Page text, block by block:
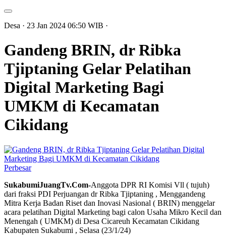
Desa · 23 Jan 2024 06:50 WIB ·
Gandeng BRIN, dr Ribka
Tjiptaning Gelar Pelatihan
Digital Marketing Bagi
UMKM di Kecamatan
Cikidang
Perbesar
SukabumiJuangTv.Com-Anggota DPR RI Komisi Vll ( tujuh)
dari fraksi PDI Perjuangan dr Ribka Tjiptaning , Menggandeng
Mitra Kerja Badan Riset dan Inovasi Nasional ( BRIN) menggelar
acara pelatihan Digital Marketing bagi calon Usaha Mikro Kecil dan
Menengah ( UMKM) di Desa Cicareuh Kecamatan Cikidang
Kabupaten Sukabumi , Selasa (23/1/24)